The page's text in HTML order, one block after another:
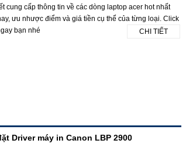
cung cấp thông tin về các dòng laptop acer hot nhất
ưu nhược điểm và giá tiền cụ thể của từng loại. Click
bạn nhé
CHI TIẾT
Driver máy in Canon LBP 2900